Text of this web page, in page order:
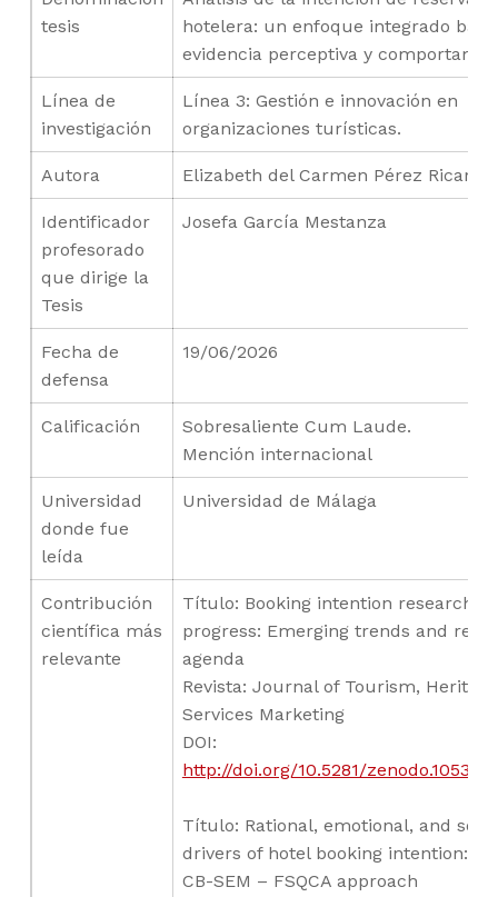
tesis
hotelera: un enfoque integrado
evidencia perceptiva y
Línea de
investigación
Línea 3: Gestión e innovación en
organizaciones turísticas.
Autora Elizabeth del Carmen Pérez Ricardo
Identificador
profesorado
que dirige la
Tesis
Josefa García Mestanza
Fecha de
defensa
19/06/2026
Calificación
Sobresaliente Cum Laude.
Mención internacional
Universidad
donde fue
leída
Universidad de Málaga
Contribución
científica más
relevante
Título: Booking intention research
progress: Emerging trends and
agenda
Revista: Journal of Tourism,
Services Marketing
DOI:
http://doi.org/10.5281/
Título: Rational, emotional, and
drivers of hotel booking intention: A
CB-SEM – FSQCA approach